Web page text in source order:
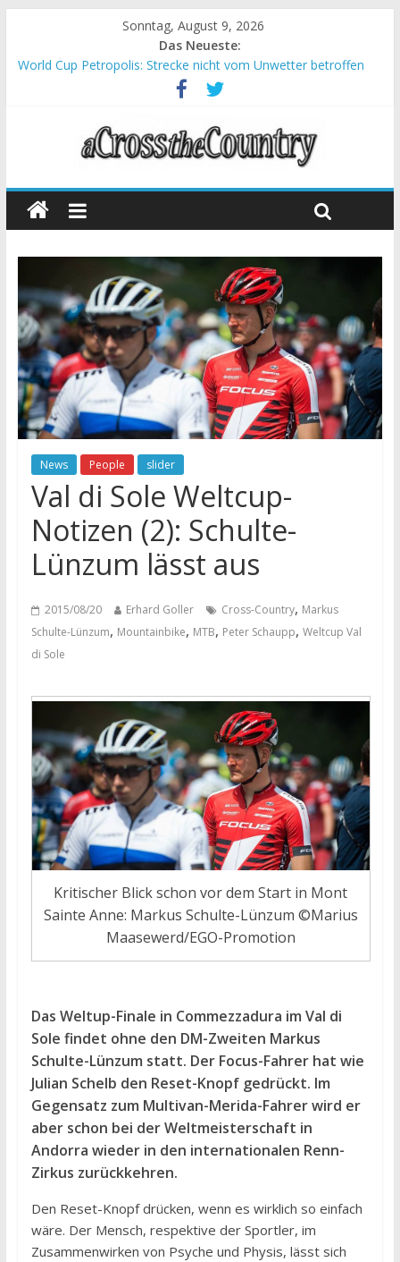
Sonntag, August 9, 2026
Das Neueste:
World Cup Petropolis: Strecke nicht vom Unwetter betroffen
Krumbach und Obergessertshausen: Mountainbike-Bundesliga
Supercup Massi Banyoles: Siege für Carod und Richards
Halbzeit beim Andalucia Bike Race: Weltmeister Seewald führt
Chelva: Schweizer Doppelsieg beim ersten XCO-Rennen der
News People slider
Val di Sole Weltcup-
Notizen (2): Schulte-
Lünzum lässt aus
2015/08/20 Erhard Goller Cross-Country, Markus
Schulte-Lünzum, Mountainbike, MTB, Peter Schaupp, Weltcup Val
di Sole
Kritischer Blick schon vor dem Start in Mont
Sainte Anne: Markus Schulte-Lünzum ©Marius
Maasewerd/EGO-Promotion
Das Weltup-Finale in Commezzadura im Val di
Sole findet ohne den DM-Zweiten Markus
Schulte-Lünzum statt. Der Focus-Fahrer hat wie
Julian Schelb den Reset-Knopf gedrückt. Im
Gegensatz zum Multivan-Merida-Fahrer wird er
aber schon bei der Weltmeisterschaft in
Andorra wieder in den internationalen Renn-
Zirkus zurückkehren.
Den Reset-Knopf drücken, wenn es wirklich so einfach
wäre. Der Mensch, respektive der Sportler, im
Zusammenwirken von Psyche und Physis, lässt sich